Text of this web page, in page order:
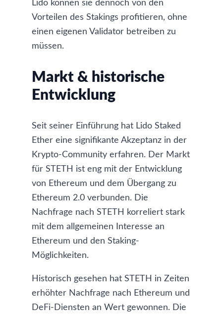
Lido können sie dennoch von den
Vorteilen des Stakings profitieren, ohne
einen eigenen Validator betreiben zu
müssen.
Markt & historische
Entwicklung
Seit seiner Einführung hat Lido Staked
Ether eine signifikante Akzeptanz in der
Krypto-Community erfahren. Der Markt
für STETH ist eng mit der Entwicklung
von Ethereum und dem Übergang zu
Ethereum 2.0 verbunden. Die
Nachfrage nach STETH korreliert stark
mit dem allgemeinen Interesse an
Ethereum und den Staking-
Möglichkeiten.
Historisch gesehen hat STETH in Zeiten
erhöhter Nachfrage nach Ethereum und
DeFi-Diensten an Wert gewonnen. Die